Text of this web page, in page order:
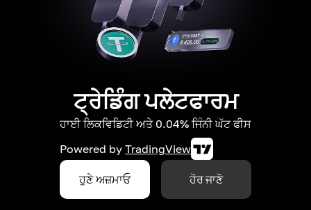
ਟ੍ਰੇਡਿੰਗ ਪਲੇਟਫਾਰਮ
ਹਾਈ ਲਿਕਵਿਡਿਟੀ ਅਤੇ 0.04% ਜਿੰਨੀ ਘੱਟ ਫੀਸ
Powered by TradingView
ਹੁਣੇ ਅਜ਼ਮਾਓ ਹੋਰ ਜਾਣੋ